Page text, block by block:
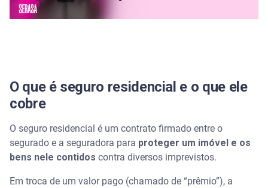
seguro residencial?
O que é seguro residencial e o que ele
cobre
O seguro residencial é um contrato firmado entre o
segurado e a seguradora para proteger um imóvel e os
bens nele contidos contra diversos imprevistos.
Em troca de um valor pago (chamado de “prêmio”), a